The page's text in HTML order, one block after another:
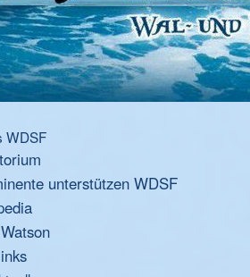
WDSF
unterstützen WDSF